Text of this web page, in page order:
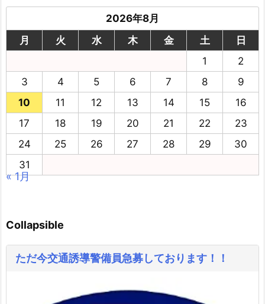
2026年8月
月
火 水 木 金 土
日
1
2
3
4 5 6 7 8
9
10
11 12 13 14 15
16
17
18 19 20 21 22
23
24
25 26 27 28 29
30
31
« 1月
Collapsible
ただ今交通誘導警備員急募しております！！